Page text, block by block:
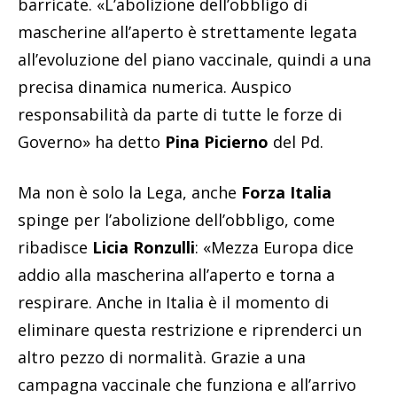
barricate. «L’abolizione dell’obbligo di
mascherine all’aperto è strettamente legata
all’evoluzione del piano vaccinale, quindi a una
precisa dinamica numerica. Auspico
responsabilità da parte di tutte le forze di
Governo» ha detto Pina Picierno del Pd.
Ma non è solo la Lega, anche Forza Italia
spinge per l’abolizione dell’obbligo, come
ribadisce Licia Ronzulli: «Mezza Europa dice
addio alla mascherina all’aperto e torna a
respirare. Anche in Italia è il momento di
eliminare questa restrizione e riprenderci un
altro pezzo di normalità. Grazie a una
campagna vaccinale che funziona e all’arrivo